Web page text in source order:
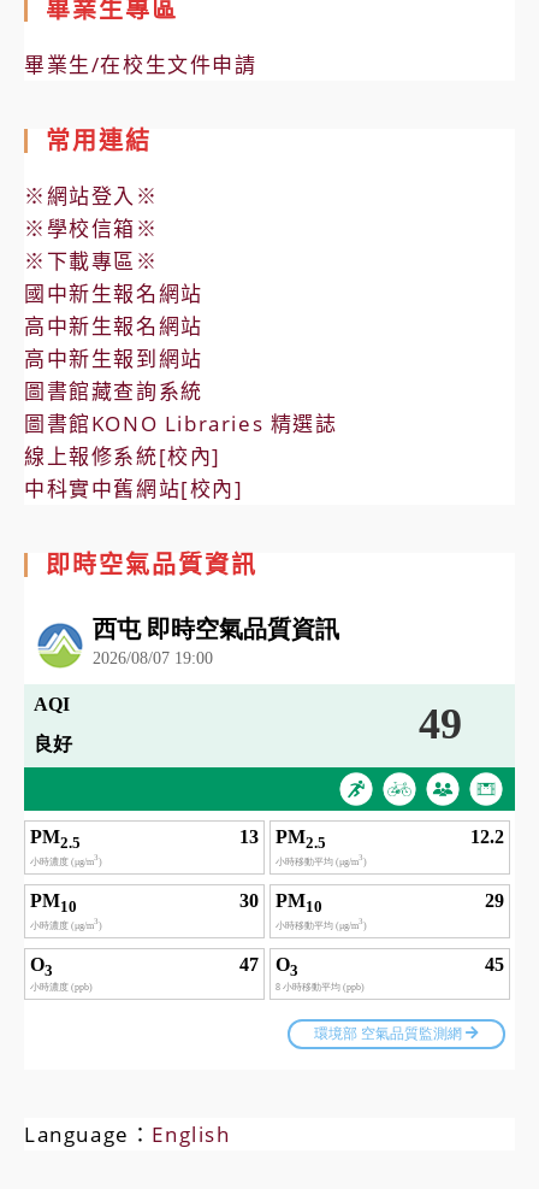
畢業生專區
畢業生/在校生文件申請
常用連結
※網站登入※
※學校信箱※
※下載專區※
國中新生報名網站
高中新生報名網站
高中新生報到網站
圖書館藏查詢系統
圖書館KONO Libraries 精選誌
線上報修系統[校內]
中科實中舊網站[校內]
即時空氣品質資訊
Language： English